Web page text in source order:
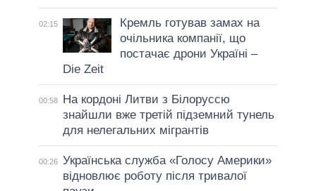
02:15
Кремль готував замах на
очільника компанії, що
постачає дрони Україні –
Die Zeit
00:58
На кордоні Литви з Білоруссю
знайшли вже третій підземний тунель
для нелегальних мігрантів
00:26 Українська служба «Голосу Америки»
відновлює роботу після тривалої